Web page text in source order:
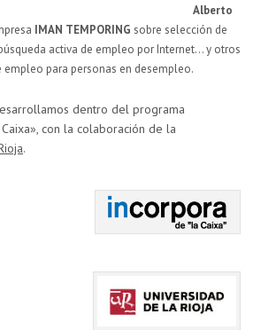
Alberto
IMAN TEMPORING sobre selección de
activa de empleo por Internet… y otros
empleo para personas en desempleo.
dentro del programa
con la colaboración de la
.